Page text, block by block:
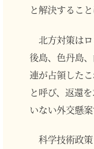
と解決するこ
北方対策は
後島、色丹島
連が占領した
と呼び、返還
いない外交懸案
科学技術政